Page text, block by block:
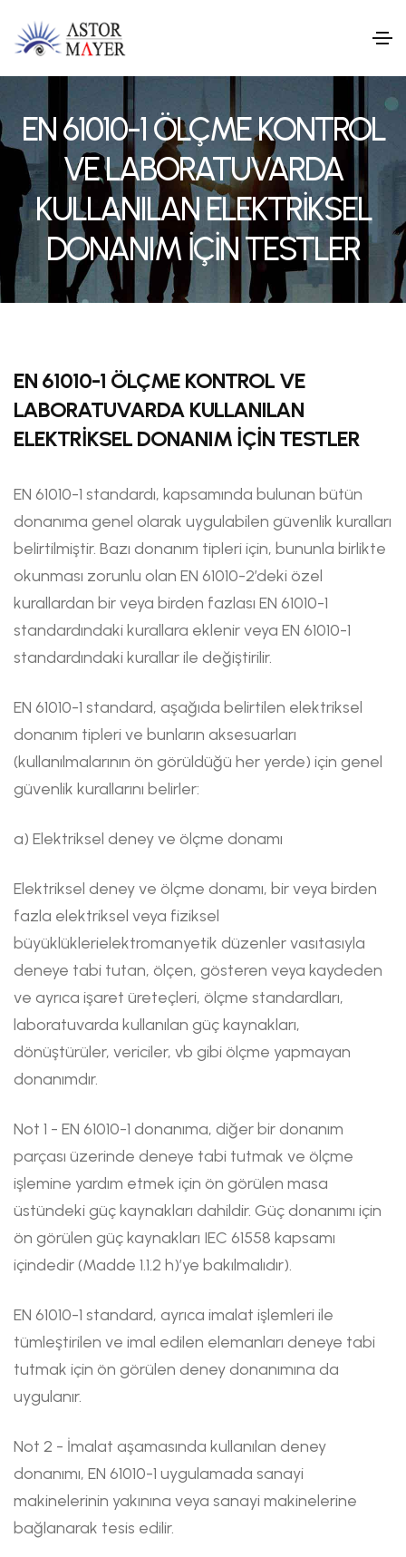
EN 61010-1 ÖLÇME KONTROL
VE LABORATUVARDA
KULLANILAN ELEKTRİKSEL
DONANIM İÇİN TESTLER
EN 61010-1 ÖLÇME KONTROL VE
LABORATUVARDA KULLANILAN
ELEKTRİKSEL DONANIM İÇİN TESTLER
EN 61010-1 standardı, kapsamında bulunan bütün
donanıma genel olarak uygulabilen güvenlik kuralları
belirtilmiştir. Bazı donanım tipleri için, bununla birlikte
okunması zorunlu olan EN 61010-2’deki özel
kurallardan bir veya birden fazlası EN 61010-1
standardındaki kurallara eklenir veya EN 61010-1
standardındaki kurallar ile değiştirilir.
EN 61010-1 standard, aşağıda belirtilen elektriksel
donanım tipleri ve bunların aksesuarları
(kullanılmalarının ön görüldüğü her yerde) için genel
güvenlik kurallarını belirler:
a) Elektriksel deney ve ölçme donamı
Elektriksel deney ve ölçme donamı, bir veya birden
fazla elektriksel veya fiziksel
büyüklüklerielektromanyetik düzenler vasıtasıyla
deneye tabi tutan, ölçen, gösteren veya kaydeden
ve ayrıca işaret üreteçleri, ölçme standardları,
laboratuvarda kullanılan güç kaynakları,
dönüştürüler, vericiler, vb gibi ölçme yapmayan
donanımdır.
Not 1 - EN 61010-1 donanıma, diğer bir donanım
parçası üzerinde deneye tabi tutmak ve ölçme
işlemine yardım etmek için ön görülen masa
üstündeki güç kaynakları dahildir. Güç donanımı için
ön görülen güç kaynakları IEC 61558 kapsamı
içindedir (Madde 1.1.2 h)’ye bakılmalıdır).
EN 61010-1 standard, ayrıca imalat işlemleri ile
tümleştirilen ve imal edilen elemanları deneye tabi
tutmak için ön görülen deney donanımına da
uygulanır.
Not 2 - İmalat aşamasında kullanılan deney
donanımı, EN 61010-1 uygulamada sanayi
makinelerinin yakınına veya sanayi makinelerine
bağlanarak tesis edilir.